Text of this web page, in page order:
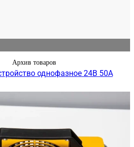
Архив товаров
однофазное 24В 50А